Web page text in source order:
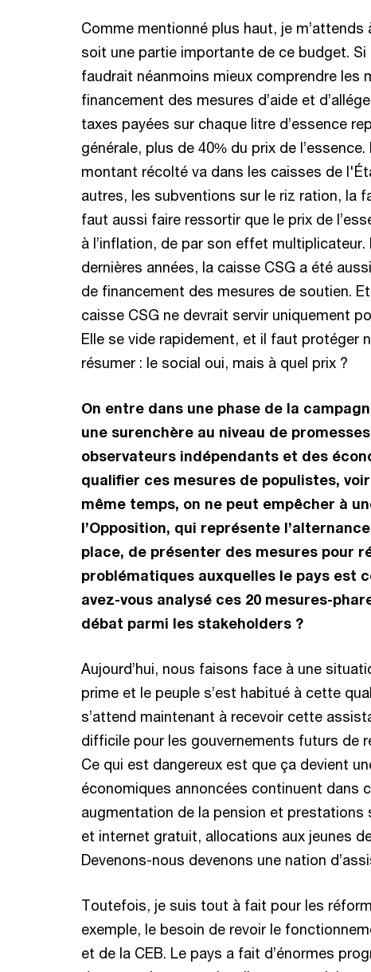
Comme mentionné plus haut, je m’attends
soit une partie importante de ce budget. Si
faudrait néanmoins mieux comprendre les
financement des mesures d’aide et
taxes payées sur chaque litre d’essence
générale, plus de 40% du prix de
montant récolté va dans les caisses de
autres, les subventions sur le riz ration, la
faut aussi faire ressortir que le prix de
à l’inflation, de par son effet multiplicateur.
dernières années, la caisse CSG a été
de financement des mesures de soutien.
caisse CSG ne devrait servir uniquement
Elle se vide rapidement, et il faut protéger
résumer : le social oui, mais à quel prix ?
On entre dans une phase de la
une surenchère au niveau de
observateurs indépendants et des
qualifier ces mesures de populistes,
même temps, on ne peut empêcher à
l’Opposition, qui représente
place, de présenter des mesures pour
problématiques auxquelles le pays est
avez-vous analysé ces 20 mesures-
débat parmi les stakeholders ?
Aujourd’hui, nous faisons face à une
prime et le peuple s’est habitué à cette
s’attend maintenant à recevoir cette
difficile pour les gouvernements futurs de
Ce qui est dangereux est que ça devient
économiques annoncées continuent dans
augmentation de la pension et
et internet gratuit, allocations aux jeunes
Devenons-nous devenons une nation
Toutefois, je suis tout à fait pour les
exemple, le besoin de revoir le
et de la CEB. Le pays a fait d’énormes